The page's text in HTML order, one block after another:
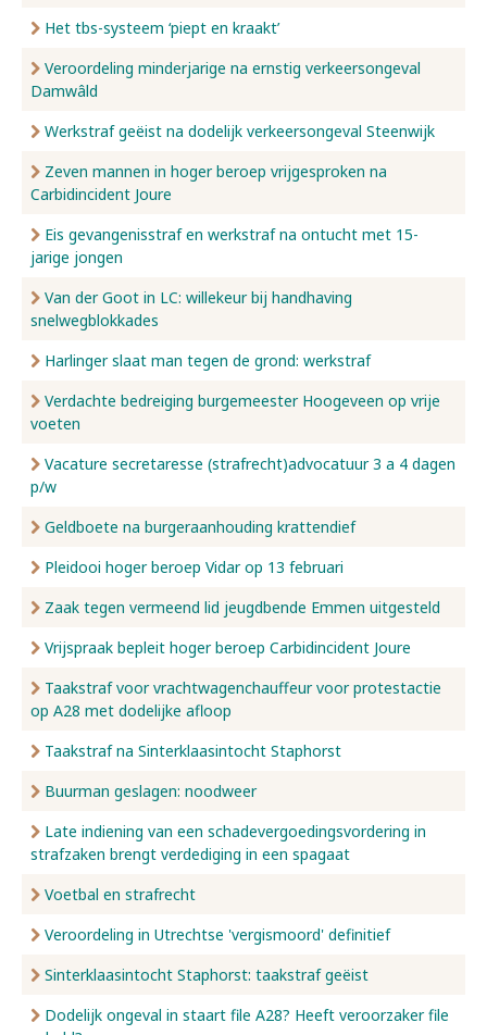
Het tbs-systeem ‘piept en kraakt’
Veroordeling minderjarige na ernstig verkeersongeval
Damwâld
Werkstraf geëist na dodelijk verkeersongeval Steenwijk
Zeven mannen in hoger beroep vrijgesproken na
Carbidincident Joure
Eis gevangenisstraf en werkstraf na ontucht met 15-
jarige jongen
Van der Goot in LC: willekeur bij handhaving
snelwegblokkades
Harlinger slaat man tegen de grond: werkstraf
Verdachte bedreiging burgemeester Hoogeveen op vrije
voeten
Vacature secretaresse (strafrecht)advocatuur 3 a 4 dagen
p/w
Geldboete na burgeraanhouding krattendief
Pleidooi hoger beroep Vidar op 13 februari
Zaak tegen vermeend lid jeugdbende Emmen uitgesteld
Vrijspraak bepleit hoger beroep Carbidincident Joure
Taakstraf voor vrachtwagenchauffeur voor protestactie
op A28 met dodelijke afloop
Taakstraf na Sinterklaasintocht Staphorst
Buurman geslagen: noodweer
Late indiening van een schadevergoedingsvordering in
strafzaken brengt verdediging in een spagaat
Voetbal en strafrecht
Veroordeling in Utrechtse 'vergismoord' definitief
Sinterklaasintocht Staphorst: taakstraf geëist
Dodelijk ongeval in staart file A28? Heeft veroorzaker file